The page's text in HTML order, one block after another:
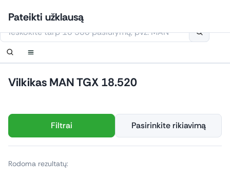
prie
turinio
Vilkikas MAN TGX 18.520
Filtrai Pasirinkite rikiavimą
Rodoma rezultatų:
Prisijungti
Nustatyti pranešimą
Šioje svetainėje naudojami slapukai
Susisiekite
Užsakyti perskambinimą
Pateikti užklausą
Nustatyti pranešimą